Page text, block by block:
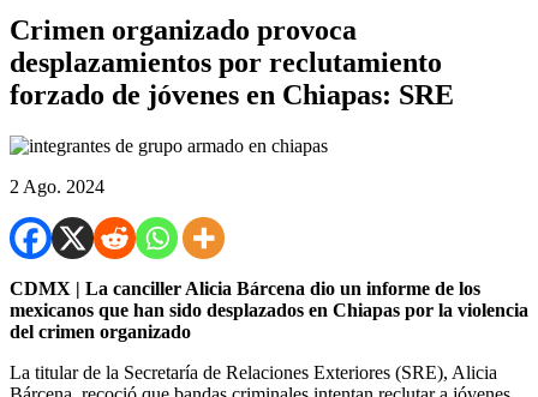
Crimen organizado provoca
desplazamientos por reclutamiento
forzado de jóvenes en Chiapas: SRE
2 Ago. 2024
CDMX | La canciller Alicia Bárcena dio un informe de los
mexicanos que han sido desplazados en Chiapas por la violencia
del crimen organizado
La titular de la Secretaría de Relaciones Exteriores (SRE), Alicia